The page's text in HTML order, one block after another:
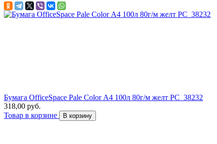
Бумага OfficeSpace Pale Color А4 100л 80г/м желт РС_38232
318,00 руб.
Товар в корзине
В корзину